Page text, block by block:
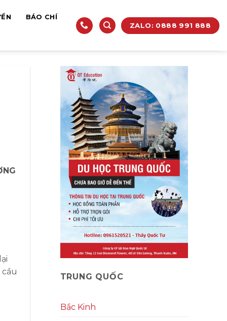
BÁO CHÍ
ZALO: 0888 991 888
TRUNG QUỐC
Bắc Kinh